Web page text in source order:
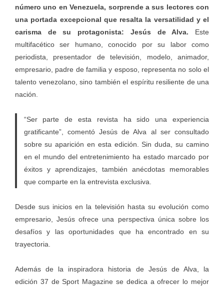
número uno en Venezuela, sorprende a sus lectores con
una portada excepcional que resalta la versatilidad y el
carisma de su protagonista: Jesús de Alva. Este
multifacético ser humano, conocido por su labor como
periodista, presentador de televisión, modelo, animador,
empresario, padre de familia y esposo, representa no solo el
talento venezolano, sino también el espíritu resiliente de una
nación.
“Ser parte de esta revista ha sido una experiencia
gratificante”, comentó Jesús de Alva al ser consultado
sobre su aparición en esta edición. Sin duda, su camino
en el mundo del entretenimiento ha estado marcado por
éxitos y aprendizajes, también anécdotas memorables
que comparte en la entrevista exclusiva.
Desde sus inicios en la televisión hasta su evolución como
empresario, Jesús ofrece una perspectiva única sobre los
desafíos y las oportunidades que ha encontrado en su
trayectoria.
Además de la inspiradora historia de Jesús de Alva, la
edición 37 de Sport Magazine se dedica a ofrecer lo mejor